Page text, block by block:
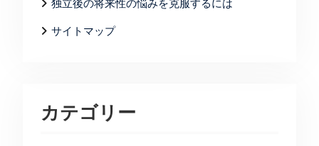
独立後の将来性の悩みを克服するには
サイトマップ
カテゴリー